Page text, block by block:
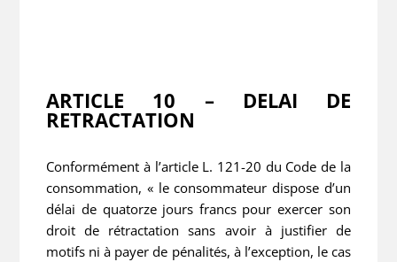
ARTICLE 10 – DELAI DE
RETRACTATION
Conformément à l’article L. 121-20 du Code de la
consommation, « le consommateur dispose d’un
délai de quatorze jours francs pour exercer son
droit de rétractation sans avoir à justifier de
motifs ni à payer de pénalités, à l’exception, le cas